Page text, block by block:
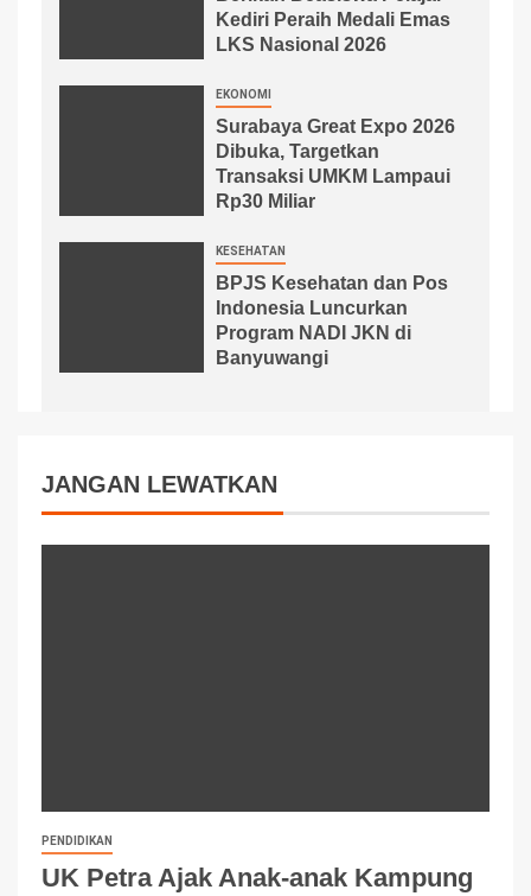
Kediri Peraih Medali Emas
LKS Nasional 2026
EKONOMI
Surabaya Great Expo 2026
Dibuka, Targetkan
Transaksi UMKM Lampaui
Rp30 Miliar
KESEHATAN
BPJS Kesehatan dan Pos
Indonesia Luncurkan
Program NADI JKN di
Banyuwangi
JANGAN LEWATKAN
PENDIDIKAN
UK Petra Ajak Anak-anak Kampung